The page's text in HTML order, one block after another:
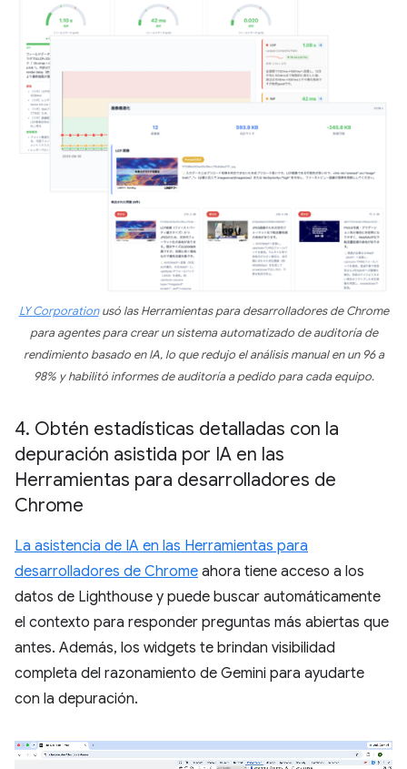
LY Corporationusó las Herramientas para desarrolladores de Chrome
para agentes para crear un sistema automatizado de auditoría de
rendimiento basado en IA, lo que redujo el análisis manual en un 96 a
98% y habilitó informes de auditoría a pedido para cada equipo.
4. Obtén estadísticas detalladas con la
depuración asistida por IA en las
Herramientas para desarrolladores de
Chrome
La asistencia de IA en las Herramientas para
desarrolladores de Chrome ahora tiene acceso a los
datos de Lighthouse y puede buscar automáticamente
el contexto para responder preguntas más abiertas que
antes. Además, los widgets te brindan visibilidad
completa del razonamiento de Gemini para ayudarte
con la depuración.